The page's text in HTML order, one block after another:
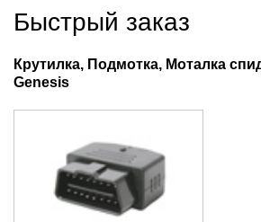
Быстрый заказ
Крутилка, Подмотка, Моталка
Genesis